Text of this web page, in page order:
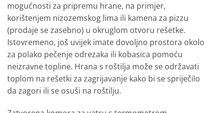
mogućnosti za pripremu hrane, na primjer,
korištenjem nizozemskog lima ili kamena za pizzu
(prodaje se zasebno) u okruglom otvoru rešetke.
Istovremeno, još uvijek imate dovoljno prostora okolo
za polako pečenje odrezaka ili kobasica pomoću
neizravne topline. Hrana s roštilja može se održavati
toplom na rešetki za zagrijavanje kako bi se spriječilo
da zagori ili se osuši na roštilju.